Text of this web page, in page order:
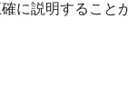
に説明すること